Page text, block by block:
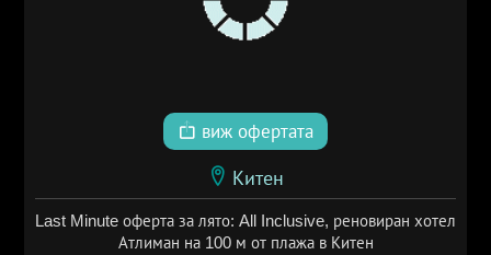
виж офертата
Китен
Last Minute оферта за лято: All Inclusive, реновиран хотел
Атлиман на 100 м от плажа в Китен